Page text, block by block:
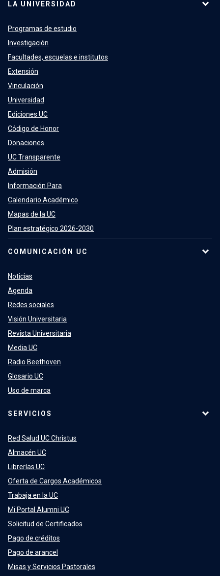
LA UNIVERSIDAD
Programas de estudio
Investigación
Facultades, escuelas e institutos
Extensión
Vinculación
Universidad
Ediciones UC
Código de Honor
Donaciones
UC Transparente
Admisión
Información Para
Calendario Académico
Mapas de la UC
Plan estratégico 2026-2030
COMUNICACIÓN UC
Noticias
Agenda
Redes sociales
Visión Universitaria
Revista Universitaria
Media UC
Radio Beethoven
Glosario UC
Uso de marca
SERVICIOS
Red Salud UC Christus
Almacén UC
Librerías UC
Oferta de Cargos Académicos
Trabaja en la UC
Mi Portal Alumni UC
Solicitud de Certificados
Pago de créditos
Pago de arancel
Misas y Servicios Pastorales